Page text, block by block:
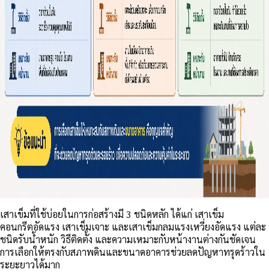
เสาเข็มที่ใช้บ่อยในการก่อสร้างมี 3 ชนิดหลัก ได้แก่ เสาเข็ม
คอนกรีตอัดแรง เสาเข็มเจาะ และเสาเข็มกลมแรงเหวี่ยงอัดแรง แต่ละ
ชนิดรับน้ำหนัก วิธีติดตั้ง และความเหมาะกับหน้างานต่างกันชัดเจน
การเลือกให้ตรงกับสภาพดินและขนาดอาคารช่วยลดปัญหาทรุดร้าวใน
ระยะยาวได้มาก